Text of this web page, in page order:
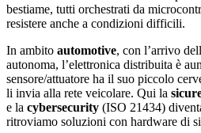
bestiame, tutti orchestrati da
resistere anche a condizioni difficili.
In ambito automotive, con l’arrivo
autonoma, l’elettronica distribuita è
sensore/attuatore ha il suo piccolo
li invia alla rete veicolare. Qui la
e la cybersecurity (ISO 21434)
ritroviamo soluzioni con hardware di